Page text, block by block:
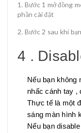
Bước 1 mở đồng
phần cài đặt
Bước 2 sau khi
4 .
Nếu bạn không
nhấc cánh tay ,
Thực tế là một
sáng màn hình
Nếu bạn